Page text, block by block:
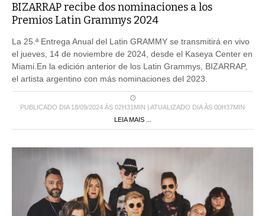
BIZARRAP recibe dos nominaciones a los
Premios Latin Grammys 2024
La 25.ª Entrega Anual del Latin GRAMMY se transmitirá en vivo
el jueves, 14 de noviembre de 2024, desde el Kaseya Center en
Miami.En la edición anterior de los Latin Grammys, BIZARRAP,
el artista argentino con más nominaciones del 2023.
PUBLICADO DIA 18/09/2024 ÀS 02H31MIN | ATUALIZADO DIA ÀS 00H37MIN
LEIA MAIS ...